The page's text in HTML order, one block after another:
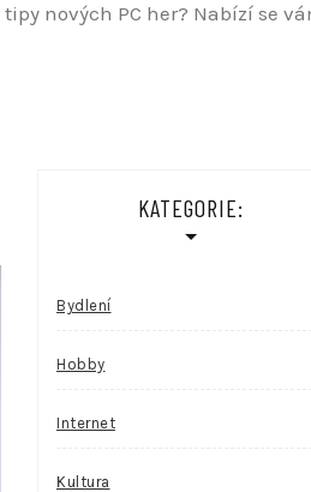
nových PC her? Nabízí se
KATEGORIE:
Bydlení
Hobby
Internet
Kultura